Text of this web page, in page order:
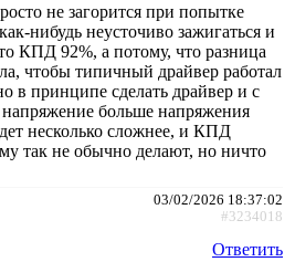
не загорится при попытке
нибудь неусточиво зажигаться и
КПД 92%, а потому, что разница
чтобы типичный драйвер работал
в принципе сделать драйвер и с
больше напряжения
несколько сложнее, и КПД
так не обычно делают, но ничто
03/02/2026 18:37:02
#3234018
Ответить